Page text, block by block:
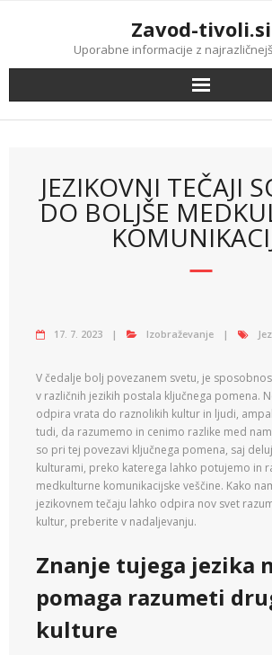
Zavod-tivoli.si
Uporabne informacije z
JEZIKOVNI TEČAJI
DO BOLJŠE
17. 7. 2023 Izobraževanje
V čedalje bolj povezanem svetu, je
v različnih jezikih postala ključnega pomena.
odpira vrata do raznolikih kultur in ljudi,
tudi, da razumemo in cenimo razlike med
so pri tej povezavi ključnega pomena, saj
kulturami, preko katerega lahko potujemo in
medkulturne komunikacijske veščine. Kako
jezikovnem tečaju lahko odpira nov svet
kultur, preberite v nadaljevanju.
Znanje tujega jezika
pomaga razumeti
kulture